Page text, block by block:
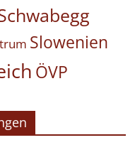
Slowenien
ÖVP